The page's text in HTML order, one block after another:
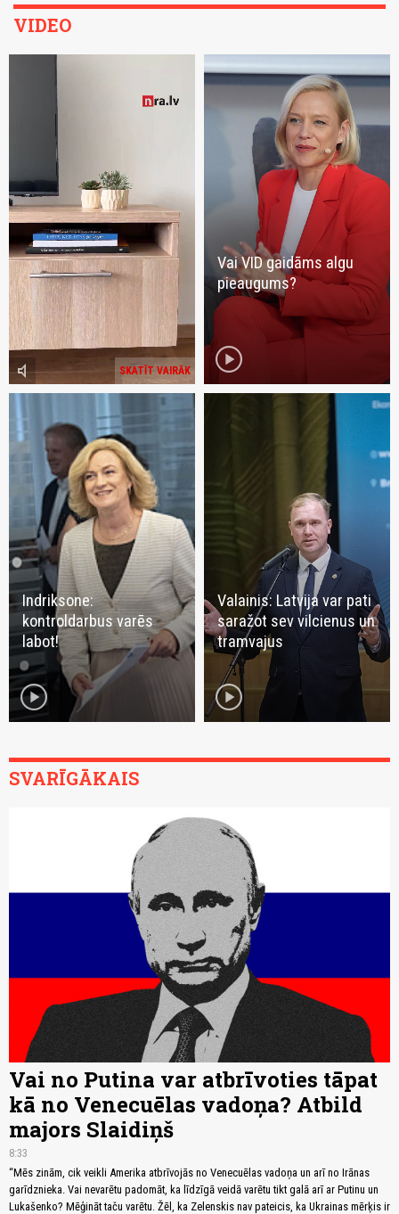
VIDEO
SKATĪT VAIRĀK
volume_mute
Vai VID gaidāms algu
pieaugums?
play_circle
Indriksone:
kontroldarbus varēs
labot!
play_circle
Valainis: Latvija var pati
saražot sev vilcienus un
tramvajus
play_circle
SVARĪGĀKAIS
Vai no Putina var atbrīvoties tāpat
kā no Venecuēlas vadoņa? Atbild
majors Slaidiņš
8:33
“Mēs zinām, cik veikli Amerika atbrīvojās no Venecuēlas vadoņa un arī no Irānas
garīdznieka. Vai nevarētu padomāt, ka līdzīgā veidā varētu tikt galā arī ar Putinu un
Lukašenko? Mēģināt taču varētu. Žēl, ka Zelenskis nav pateicis, ka Ukrainas mērķis ir